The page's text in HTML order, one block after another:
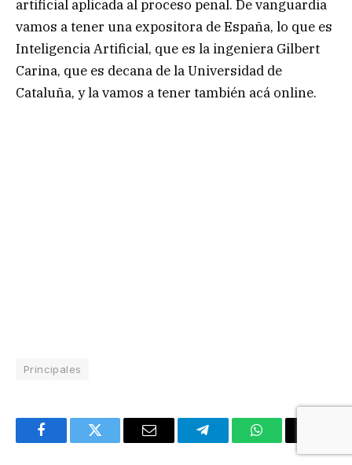
artificial aplicada al proceso penal. De vanguardia
vamos a tener una expositora de España, lo que es
Inteligencia Artificial, que es la ingeniera Gilbert
Carina, que es decana de la Universidad de
Cataluña, y la vamos a tener también acá online.
Principales
FacebookTwitter Email TelegramWhatsApp